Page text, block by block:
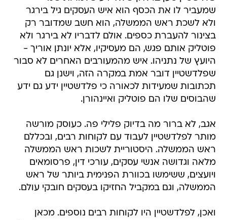
שמעביר לו את הכסף הוא איש העסקים גיל בירגר
ולא לשכת ראש הממשלה, הוא חשב שמדובר רק
בצינור להעברת כספים. אולם לדבריו לא בירגר ולא
פוטליק אותם פגש, הם מעסיקיו, אלא יונתן אוריך -
היועץ של נתניהו. איש מהמעורבים האחרים לא סבור
שפלדשטיין דובר אמת במקרה הזה, וישנן גם
תכתובות שמעידות לכאורה כי פלדשטיין ידע גם ידע
שהבוסים שלו הם פוטליק ואיינהורן.
אגב, לא ברור מה בדיוק פלילי פה. כעוסק מורשה
מותר לפלדשטיין לעבוד עם לקוחות רבים, ובכללם
ראש הממשלה. היסטוריית לשכות ראש הממשלה
מלאה וגדושה אנשי עסקים, עורכי דין, פרסומאים
ויועצים, ששימשו בכוורת הפנימית ביותר של ראש
הממשלה, וגם במקביל החזיקו בעסקים חובקי עולם.
ואכן, לפלדשטיין היו לקוחות רבים נוספים. מכאן